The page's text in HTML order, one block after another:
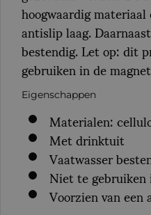
hoogwaardig
antislip laag.
bestendig. Let op: dit
gebruiken in de
Eigenschappen
Materialen:
Met drinktuit
Vaatwasser
Niet te
Voorzien van